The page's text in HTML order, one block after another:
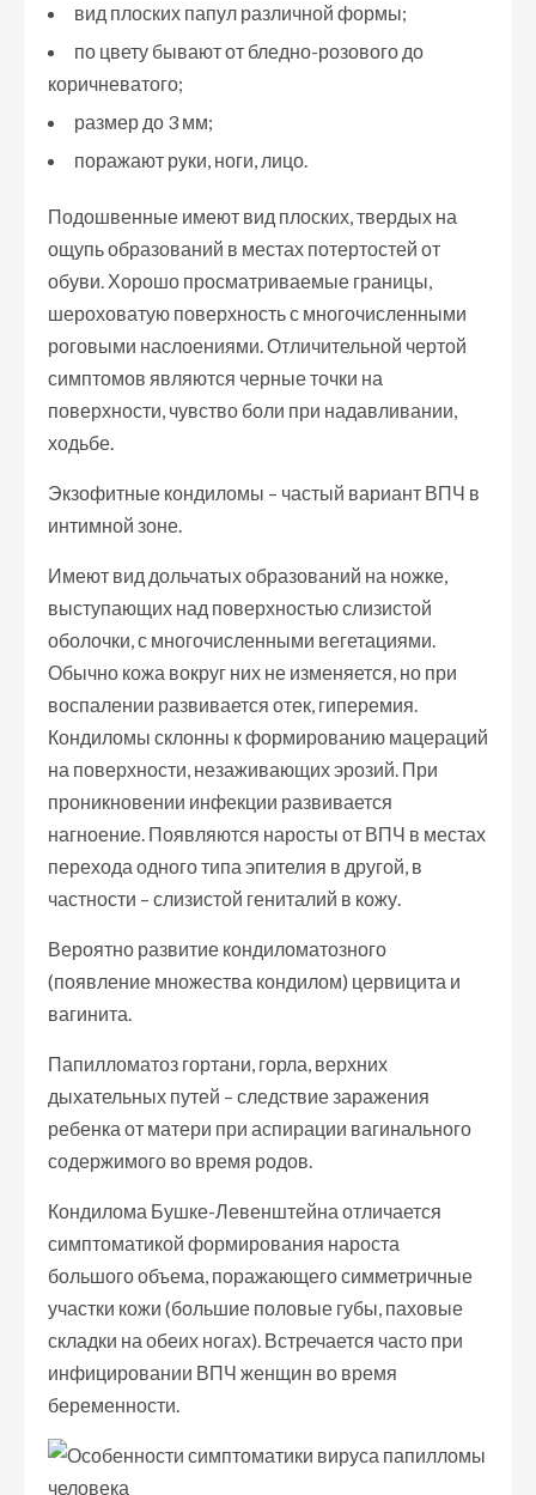
вид плоских папул различной формы;
по цвету бывают от бледно-розового до
коричневатого;
размер до 3 мм;
поражают руки, ноги, лицо.
Подошвенные имеют вид плоских, твердых на
ощупь образований в местах потертостей от
обуви. Хорошо просматриваемые границы,
шероховатую поверхность с многочисленными
роговыми наслоениями. Отличительной чертой
симптомов являются черные точки на
поверхности, чувство боли при надавливании,
ходьбе.
Экзофитные кондиломы – частый вариант ВПЧ в
интимной зоне.
Имеют вид дольчатых образований на ножке,
выступающих над поверхностью слизистой
оболочки, с многочисленными вегетациями.
Обычно кожа вокруг них не изменяется, но при
воспалении развивается отек, гиперемия.
Кондиломы склонны к формированию мацераций
на поверхности, незаживающих эрозий. При
проникновении инфекции развивается
нагноение. Появляются наросты от ВПЧ в местах
перехода одного типа эпителия в другой, в
частности – слизистой гениталий в кожу.
Вероятно развитие кондиломатозного
(появление множества кондилом) цервицита и
вагинита.
Папилломатоз гортани, горла, верхних
дыхательных путей – следствие заражения
ребенка от матери при аспирации вагинального
содержимого во время родов.
Кондилома Бушке-Левенштейна отличается
симптоматикой формирования нароста
большого объема, поражающего симметричные
участки кожи (большие половые губы, паховые
складки на обеих ногах). Встречается часто при
инфицировании ВПЧ женщин во время
беременности.